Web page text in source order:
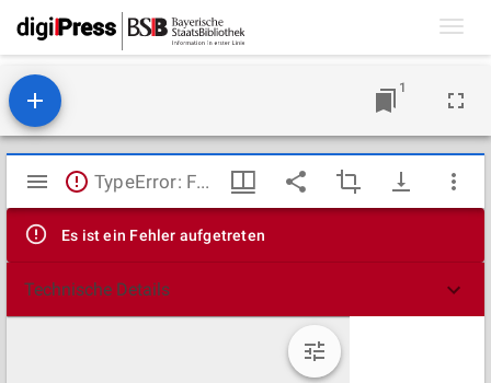
1
Mirador
Viewer
TypeError: Failed to fetch
Es ist ein Fehler aufgetreten
Technische Details